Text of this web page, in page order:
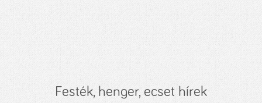
Festék, henger, ecset hírek